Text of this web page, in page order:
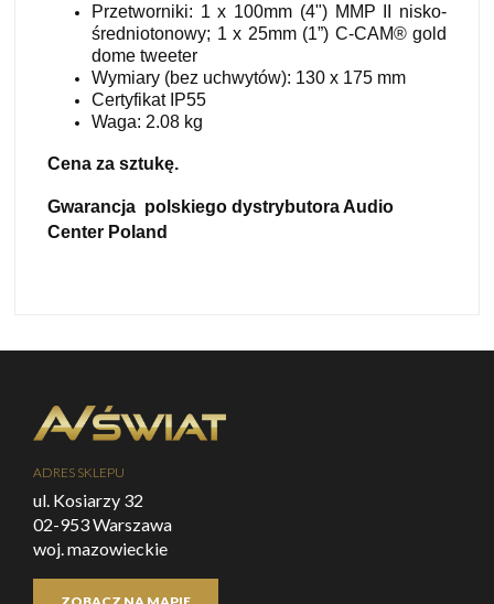
Przetworniki: 1 x 100mm (4") MMP II nisko-
średniotonowy; 1 x 25mm (1”) C-CAM® gold
dome tweeter
Wymiary (bez uchwytów): 130 x 175 mm
Certyfikat IP55
Waga: 2.08 kg
Cena za sztukę.
Gwarancja polskiego dystrybutora Audio
Center Poland
ADRES SKLEPU
ul. Kosiarzy 32
02-953 Warszawa
woj. mazowieckie